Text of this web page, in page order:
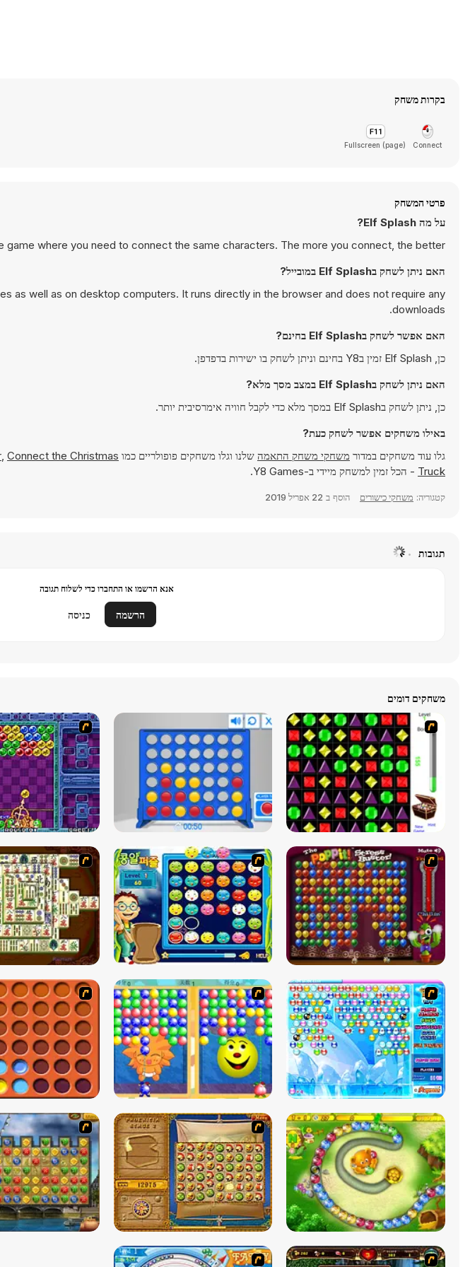
בקרות משחק
Connect
Fullscreen (page)
פרטי המשחק
על מה Elf Splash?
game where you need to connect the same characters. The more you connect, the better.
האם ניתן לשחק בElf Splash במובייל?
as well as on desktop computers. It runs directly in the browser and does not require any
downloads.
האם אפשר לשחק בElf Splash בחינם?
כן, Elf Splash זמין בY8 בחינם וניתן לשחק בו ישירות בדפדפן.
האם ניתן לשחק בElf Splash במצב מסך מלא?
כן, ניתן לשחק בElf Splash במסך מלא כדי לקבל חוויה אימרסיבית יותר.
באילו משחקים אפשר לשחק כעת?
גלו עוד משחקים במדור משחקי משחק התאמה שלנו וגלו משחקים פופולריים כמו , Connect the Christmas
Truck - הכל זמין למשחק מיידי ב-Y8 Games.
קטגוריה: משחקי כישורים הוסף ב 22 אפריל 2019
תגובות
אנא הרשמו או התחברו כדי לשלוח תגובה
הרשמה כניסה
משחקים דומים